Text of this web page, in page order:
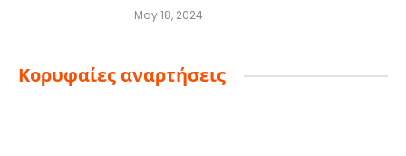
May 18, 2024
Κορυφαίες αναρτήσεις